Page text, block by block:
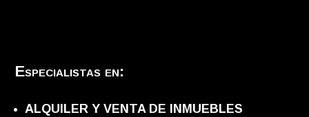
Especialistas en:
ALQUILER Y VENTA DE INMUEBLES